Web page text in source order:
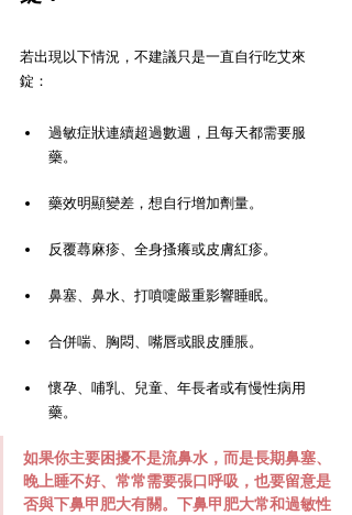
若出現以下情況，不建議只是一直自行吃艾來
錠：
過敏症狀連續超過數週，且每天都需要服
藥。
藥效明顯變差，想自行增加劑量。
反覆蕁麻疹、全身搔癢或皮膚紅疹。
鼻塞、鼻水、打噴嚏嚴重影響睡眠。
合併喘、胸悶、嘴唇或眼皮腫脹。
懷孕、哺乳、兒童、年長者或有慢性病用
藥。
如果你主要困擾不是流鼻水，而是長期鼻塞、
晚上睡不好、常常需要張口呼吸，也要留意是
否與下鼻甲肥大有關。下鼻甲肥大常和過敏性